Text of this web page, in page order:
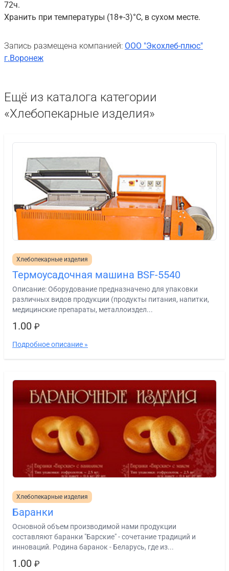
72ч.
Хранить при температуры (18+-3)°С, в сухом месте.
Запись размещена компанией: ООО "Экохлеб-плюс"
г.Воронеж
Ещё из каталога категории
«Хлебопекарные изделия»
Хлебопекарные изделия
Термоусадочная машина BSF-5540
Описание: Оборудование предназначено для упаковки
различных видов продукции (продукты питания, напитки,
медицинские препараты, металлоиздел...
1.00 ₽
Подробное описание »
Хлебопекарные изделия
Баранки
Основной объем производимой нами продукции
составляют баранки "Барские" - сочетание традиций и
инноваций. Родина баранок - Беларусь, где из...
1.00 ₽